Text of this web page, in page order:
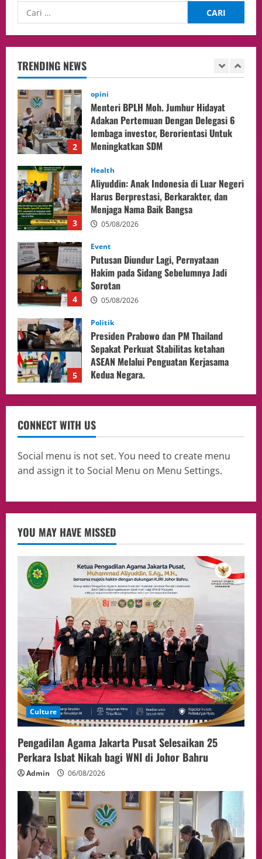
TRENDING NEWS
2
Adakan Pertemuan Dengan Delegasi 6
3
Health
Aliyuddin: Anak Indonesia di Luar Negeri
Harus Berprestasi, Berkarakter, dan
Menjaga Nama Baik Bangsa
05/08/2026
4
Event
Putusan Diundur Lagi, Pernyataan
Hakim pada Sidang Sebelumnya Jadi
Sorotan
05/08/2026
5
Politik
Presiden Prabowo dan PM Thailand
Sepakat Perkuat Stabilitas ketahan
ASEAN Melalui Penguatan Kerjasama
Kedua Negara.
1
Culture
Pengadilan Agama Jakarta Pusat
Selesaikan 25 Perkara Isbat Nikah bagi
WNI di Johor Bahru
06/08/2026
2
Adakan Pertemuan Dengan Delegasi 6
lembaga investor, Berorientasi Untuk
Meningkatkan SDM
05/08/2026
3
Health
Harus Berprestasi, Berkarakter, dan
Menjaga Nama Baik Bangsa
05/08/2026
4
Putusan Diundur Lagi, Pernyataan
Hakim pada Sidang Sebelumnya Jadi
Sorotan
05/08/2026
5
Politik
Presiden Prabowo dan PM Thailand
Sepakat Perkuat Stabilitas ketahan
ASEAN Melalui Penguatan Kerjasama
Kedua Negara.
04/08/2026
CONNECT WITH US
Social menu is not set. You need to create menu
and assign it to Social Menu on Menu Settings.
YOU MAY HAVE MISSED
Culture
Pengadilan Agama Jakarta Pusat Selesaikan 25
Perkara Isbat Nikah bagi WNI di Johor Bahru
Admin 06/08/2026